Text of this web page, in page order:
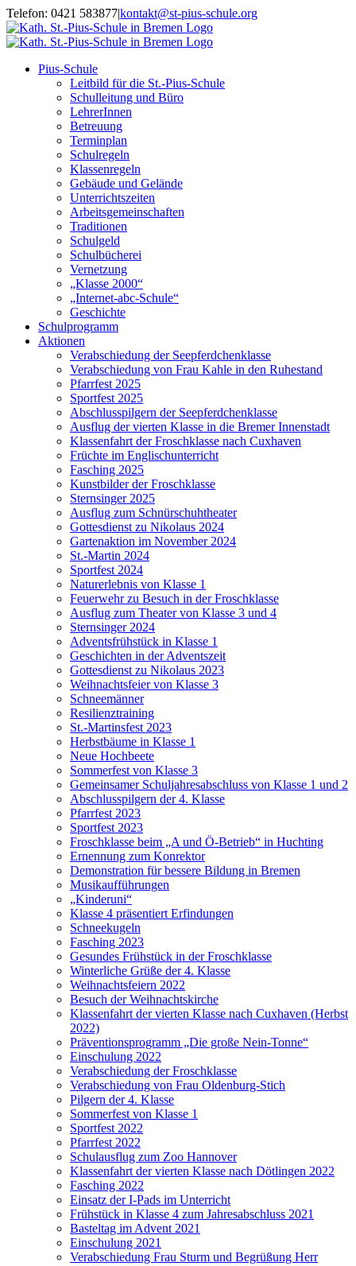
Zum
Inhalt
springen
Telefon: 0421 583877|kontakt@st-pius-schule.org
Pius-Schule
Leitbild für die St.-Pius-Schule
Schulleitung und Büro
LehrerInnen
Betreuung
Terminplan
Schulregeln
Klassenregeln
Gebäude und Gelände
Unterrichtszeiten
Arbeitsgemeinschaften
Traditionen
Schulgeld
Schulbücherei
Vernetzung
„Klasse 2000“
„Internet-abc-Schule“
Geschichte
Schulprogramm
Aktionen
Verabschiedung der Seepferdchenklasse
Verabschiedung von Frau Kahle in den Ruhestand
Pfarrfest 2025
Sportfest 2025
Abschlusspilgern der Seepferdchenklasse
Ausflug der vierten Klasse in die Bremer Innenstadt
Klassenfahrt der Froschklasse nach Cuxhaven
Früchte im Englischunterricht
Fasching 2025
Kunstbilder der Froschklasse
Sternsinger 2025
Ausflug zum Schnürschuhtheater
Gottesdienst zu Nikolaus 2024
Gartenaktion im November 2024
St.-Martin 2024
Sportfest 2024
Naturerlebnis von Klasse 1
Feuerwehr zu Besuch in der Froschklasse
Ausflug zum Theater von Klasse 3 und 4
Sternsinger 2024
Adventsfrühstück in Klasse 1
Geschichten in der Adventszeit
Gottesdienst zu Nikolaus 2023
Weihnachtsfeier von Klasse 3
Schneemänner
Resilienztraining
St.-Martinsfest 2023
Herbstbäume in Klasse 1
Neue Hochbeete
Sommerfest von Klasse 3
Gemeinsamer Schuljahresabschluss von Klasse 1 und 2
Abschlusspilgern der 4. Klasse
Pfarrfest 2023
Sportfest 2023
Froschklasse beim „A und Ö-Betrieb“ in Huchting
Ernennung zum Konrektor
Demonstration für bessere Bildung in Bremen
Musikaufführungen
„Kinderuni“
Klasse 4 präsentiert Erfindungen
Schneekugeln
Fasching 2023
Gesundes Frühstück in der Froschklasse
Winterliche Grüße der 4. Klasse
Weihnachtsfeiern 2022
Besuch der Weihnachtskirche
Klassenfahrt der vierten Klasse nach Cuxhaven (Herbst
2022)
Präventionsprogramm „Die große Nein-Tonne“
Einschulung 2022
Verabschiedung der Froschklasse
Verabschiedung von Frau Oldenburg-Stich
Pilgern der 4. Klasse
Sommerfest von Klasse 1
Sportfest 2022
Pfarrfest 2022
Schulausflug zum Zoo Hannover
Klassenfahrt der vierten Klasse nach Dötlingen 2022
Fasching 2022
Einsatz der I-Pads im Unterricht
Frühstück in Klasse 4 zum Jahresabschluss 2021
Basteltag im Advent 2021
Einschulung 2021
Verabschiedung Frau Sturm und Begrüßung Herr